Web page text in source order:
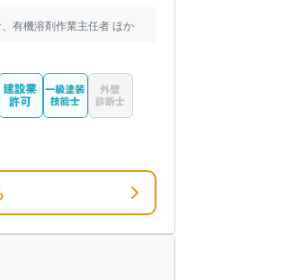
有機溶剤作業主任者 ほか